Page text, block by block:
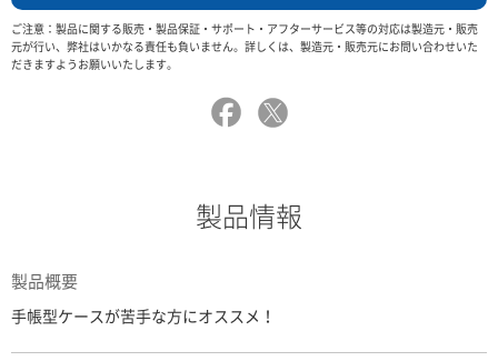
ご注意：製品に関する販売・製品保証・サポート・アフターサービス等の対応は製造元・販売
元が行い、弊社はいかなる責任も負いません。詳しくは、製造元・販売元にお問い合わせいた
だきますようお願いいたします。
製品情報
製品概要
手帳型ケースが苦手な方にオススメ！